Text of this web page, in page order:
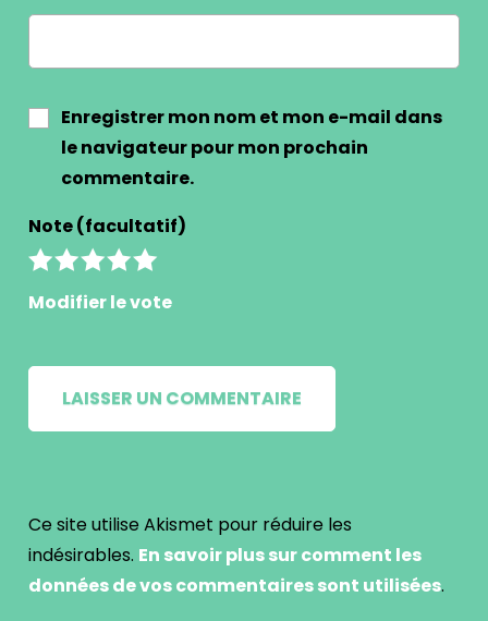
Enregistrer mon nom et mon e-mail dans
le navigateur pour mon prochain
commentaire.
Note (facultatif)
Modifier le vote
Ce site utilise Akismet pour réduire les
indésirables. En savoir plus sur comment les
données de vos commentaires sont utilisées.